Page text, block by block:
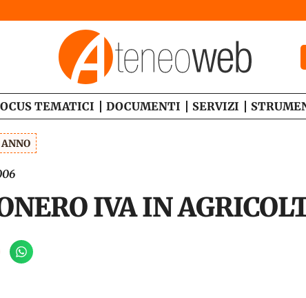
TEMATICI DOCUMENTI SERVIZI
IVA IN